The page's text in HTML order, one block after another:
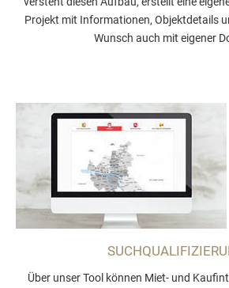
Projekt mit Informationen, Objektdetails
Wunsch auch mit eigener
Über unser Tool können Miet- und